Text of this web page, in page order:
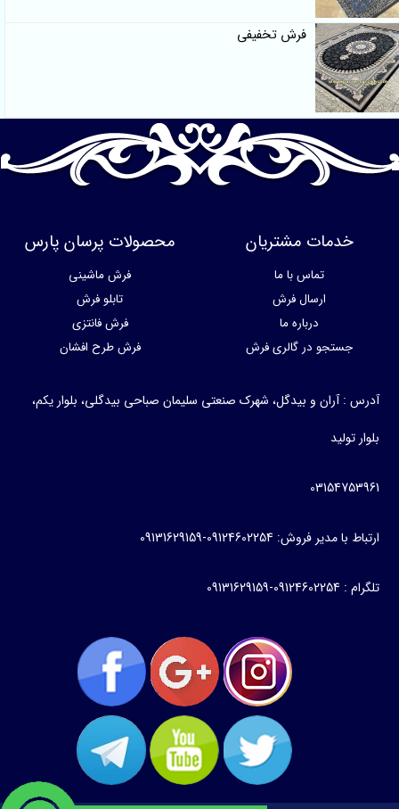
فرش تخفیفی
خدمات مشتریان
تماس با ما
ارسال فرش
درباره ما
جستجو در گالری فرش
محصولات پرسان پارس
فرش ماشینی
تابلو فرش
فرش فانتزی
فرش طرح افشان
آدرس : آران و بیدگل، شهرک صنعتی سلیمان صباحی بیدگلی، بلوار یکم،
بلوار تولید
03154753961
ارتباط با مدیر فروش: 09124602254-09131629159
تلگرام : 09124602254-09131629159